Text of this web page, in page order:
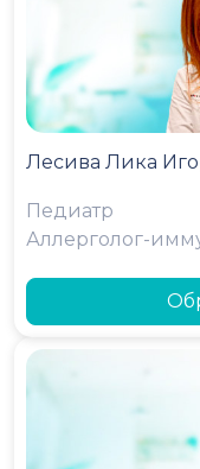
Лесива Лика
Педиатр
Аллерголог-